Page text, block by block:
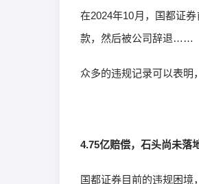
在2024年10月，国都证
款，然后被公司辞退……
众多的违规记录可以表明
4.75亿赔偿，石头尚未落
国都证券目前的违规困境